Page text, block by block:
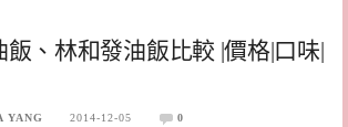
、林和發油飯比較 |價格|口味|
YANG 2014-12-05 0